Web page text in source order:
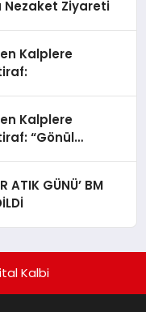
Nezaket Ziyareti
Kalplere
Kalplere
“Gönül
ATIK GÜNÜ’ BM
Kalbi